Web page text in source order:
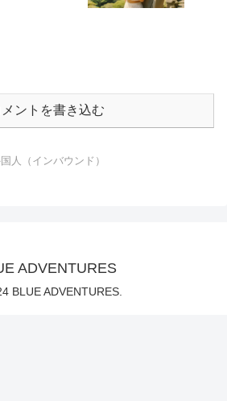
メントを書き込む
人（インバウンド）
ADVENTURES
BLUE ADVENTURES.